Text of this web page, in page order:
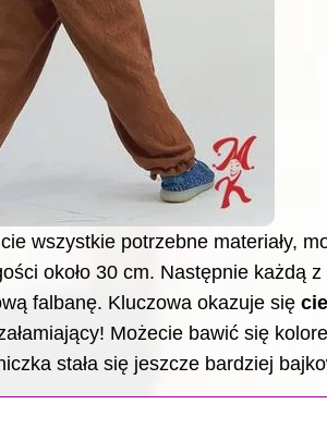
wszystkie potrzebne materiały,
około 30 cm. Następnie
falbanę. Kluczowa okazuje się
Możecie bawić się
stała się jeszcze bardziej